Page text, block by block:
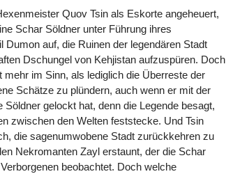
Quov Tsin als Eskorte angeheuert,
Schar Söldner unter Führung ihres
Dumon auf, die Ruinen der legendären Stadt
Dschungel von Kehjistan aufzuspüren. Doch
mehr im Sinn, als lediglich die Überreste der
Schätze zu plündern, auch wenn er mit der
Söldner gelockt hat, denn die Legende besagt,
zwischen den Welten feststecke. Und Tsin
die sagenumwobene Stadt zurückkehren zu
Nekromanten Zayl erstaunt, der die Schar
beobachtet. Doch welche